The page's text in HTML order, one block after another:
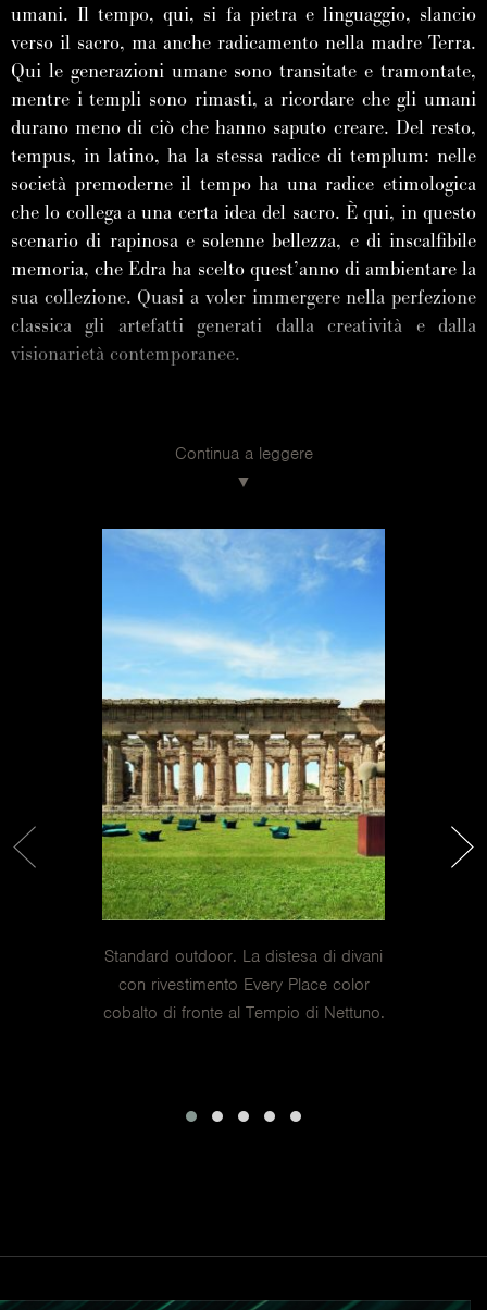
umani. Il tempo, qui, si fa pietra e linguaggio, slancio
verso il sacro, ma anche radicamento nella madre Terra.
Qui le generazioni umane sono transitate e tramontate,
mentre i templi sono rimasti, a ricordare che gli umani
durano meno di ciò che hanno saputo creare. Del resto,
tempus, in latino, ha la stessa radice di templum: nelle
società premoderne il tempo ha una radice etimologica
che lo collega a una certa idea del sacro. È qui, in questo
scenario di rapinosa e solenne bellezza, e di inscalfibile
memoria, che Edra ha scelto quest’anno di ambientare la
sua collezione. Quasi a voler immergere nella perfezione
classica gli artefatti generati dalla creatività e dalla
visionarietà contemporanee.
Chiara. La poltrona “osserva” il suggestivo parco
archeologico di Paestum, l’antica città della Magna
la consapevolezza di non poter essere eterni. Dominano
possibili (indoor/outdoor, locale/globale ...), dall’altro
Continua a leggere
Standard outdoor. La distesa di divani
con rivestimento Every Place color
cobalto di fronte al Tempio di Nettuno.